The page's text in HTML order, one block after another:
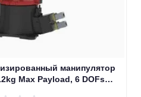
манипулятор
Max Payload, 6 DOFs